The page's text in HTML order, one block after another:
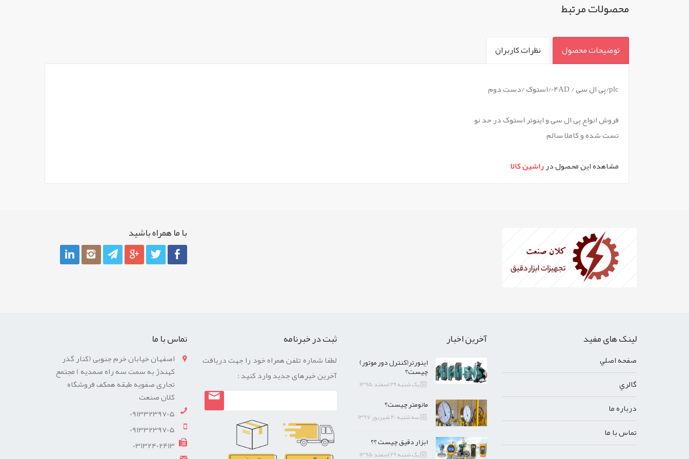
محصولات مرتبط
توضیحات محصول نظرات کاربران
plc/پی ال سی / 04AD/استوک /دست دوم
فروش انواع پی ال سی و اینوتر استوک در حد نو
تست شده و کاملا سالم
مشاهده این محصول درراشین کالا
با ما همراه باشيد
لینک های مفید
صفحه اصلي
گالري
درباره ما
تماس با ما
آخرین اخبار
اینورتر(کنترل دور موتور)
چیست؟
یک شنبه 29 اسفند 1395
مانومتر چیست؟
سه شنبه 20 شهریور 1397
ابزار دقیق چیست ؟؟
یک شنبه 29 اسفند 1395
ثبت در خبرنامه
لطفا شماره تلفن همراه خود را جهت دریافت
آخرین خبرهای جدید وارد کنید :
تماس با ما
اصفهان خیابان خرم جنوبی (کنار گذر
کهندژ به سمت سه راه صمدیه ) مجتمع
تجاری صفویه طبقه همکف فروشگاه
کلان صنعت
09133239705
09133239705
03132402413